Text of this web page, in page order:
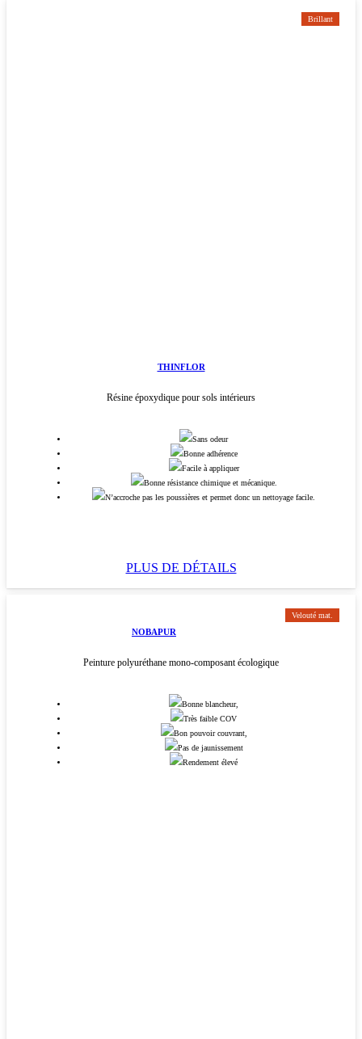
Brillant
THINFLOR
Résine époxydique pour sols intérieurs
Sans odeur
Bonne adhérence
Facile à appliquer
Bonne résistance chimique et mécanique.
N’accroche pas les poussières et permet donc un nettoyage facile.
PLUS DE DÉTAILS
Velouté mat.
NOBAPUR
Peinture polyuréthane mono-composant écologique
Bonne blancheur,
Très faible COV
Bon pouvoir couvrant,
Pas de jaunissement
Rendement élevé